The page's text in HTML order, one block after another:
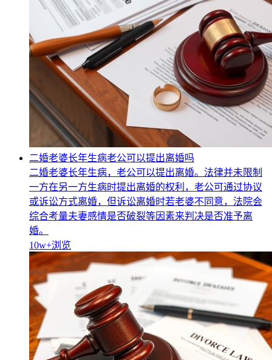
二婚老婆长年生病老公可以提出离婚吗
二婚老婆长年生病，老公可以提出离婚。法律并未限制
一方在另一方生病时提出离婚的权利，老公可通过协议
或诉讼方式离婚，但诉讼离婚时若老婆不同意，法院会
综合考量夫妻感情是否破裂等因素来判决是否准予离
婚。
10w+浏览